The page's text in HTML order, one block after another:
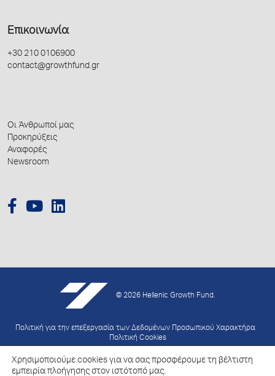
Επικοινωνία
+30 210 0106900
contact@growthfund.gr
Οι Άνθρωποί μας
Προκηρύξεις
Αναφορές
Newsroom
© 2026 Hellenic Growth Fund.
Πολιτική για την επεξεργασία των Δεδομένων Προσωπικού Χαρακτήρα
Πολιτική Cookies
Created bySchema
Χρησιμοποιούμε cookies για να σας προσφέρουμε τη βέλτιστη
εμπειρία πλοήγησης στον ιστότοπό μας.